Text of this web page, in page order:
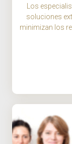
Los
soluciones
minimizan los